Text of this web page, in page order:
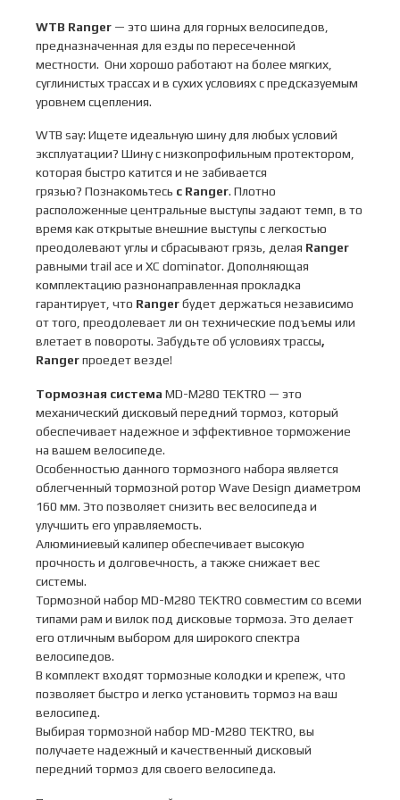
WTB Ranger — это шина для горных велосипедов,
предназначенная для езды по пересеченной
местности. Они хорошо работают на более мягких,
суглинистых трассах и в сухих условиях с предсказуемым
уровнем сцепления.
WTB say: Ищете идеальную шину для любых условий
эксплуатации? Шину с низкопрофильным протектором,
которая быстро катится и не забивается
грязью? Познакомьтесь с Ranger. Плотно
расположенные центральные выступы задают темп, в то
время как открытые внешние выступы с легкостью
преодолевают углы и сбрасывают грязь, делая Ranger
равными trail ace и XC dominator. Дополняющая
комплектацию разнонаправленная прокладка
гарантирует, что Rangerбудет держаться независимо
от того, преодолевает ли он технические подъемы или
влетает в повороты. Забудьте об условиях трассы,
Rangerпроедет везде!
Тормозная система MD-M280 TEKTRO — это
механический дисковый передний тормоз, который
обеспечивает надежное и эффективное торможение
на вашем велосипеде.
Особенностью данного тормозного набора является
облегченный тормозной ротор Wave Design диаметром
160 мм. Это позволяет снизить вес велосипеда и
улучшить его управляемость.
Алюминиевый калипер обеспечивает высокую
прочность и долговечность, а также снижает вес
системы.
Тормозной набор MD-M280 TEKTRO совместим со всеми
типами рам и вилок под дисковые тормоза. Это делает
его отличным выбором для широкого спектра
велосипедов.
В комплект входят тормозные колодки и крепеж, что
позволяет быстро и легко установить тормоз на ваш
велосипед.
Выбирая тормозной набор MD-M280 TEKTRO, вы
получаете надежный и качественный дисковый
передний тормоз для своего велосипеда.